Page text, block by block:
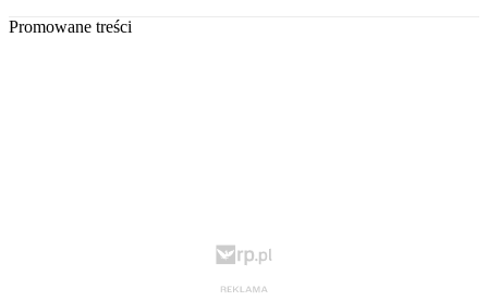
Promowane treści